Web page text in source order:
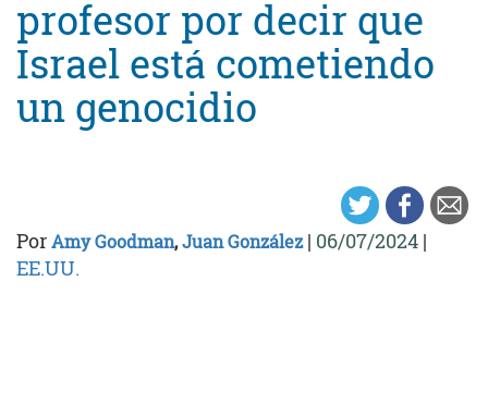
profesor por decir que
Israel está cometiendo
un genocidio
PorAmy Goodman,Juan González| 06/07/2024 |
EE.UU.